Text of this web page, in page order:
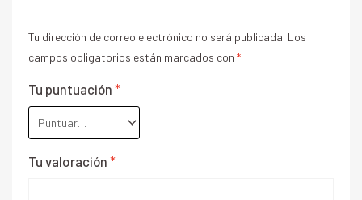
Tu dirección de correo electrónico no será publicada. Los
campos obligatorios están marcados con *
Tu puntuación *
Tu valoración *